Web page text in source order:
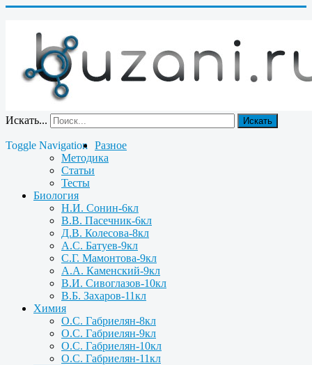
Искать... Искать
Toggle Navigation
Разное
Методика
Статьи
Тесты
Биология
Н.И. Сонин-6кл
В.В. Пасечник-6кл
Д.В. Колесова-8кл
А.С. Батуев-9кл
С.Г. Мамонтова-9кл
А.А. Каменский-9кл
В.И. Сивоглазов-10кл
В.Б. Захаров-11кл
Химия
О.С. Габриелян-8кл
О.С. Габриелян-9кл
О.С. Габриелян-10кл
О.С. Габриелян-11кл